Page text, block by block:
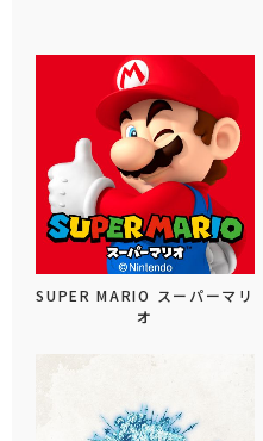
SUPER MARIO スーパーマリ
オ